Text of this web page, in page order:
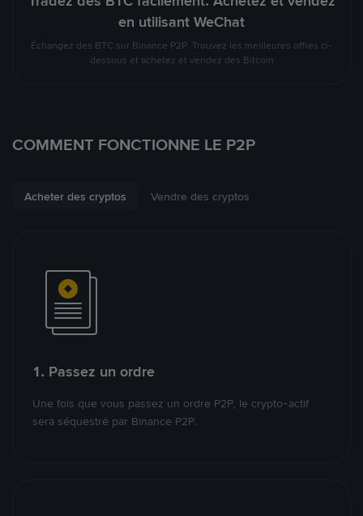
en utilisant WeChat
Échangez des BTC sur Binance P2P. Trouvez les meilleures offres ci-
dessous et achetez et vendez des Bitcoin
COMMENT FONCTIONNE LE P2P
Acheter des cryptos Vendre des cryptos
1. Passez un ordre
Une fois que vous passez un ordre P2P, le crypto-actif
sera séquestré par Binance P2P.